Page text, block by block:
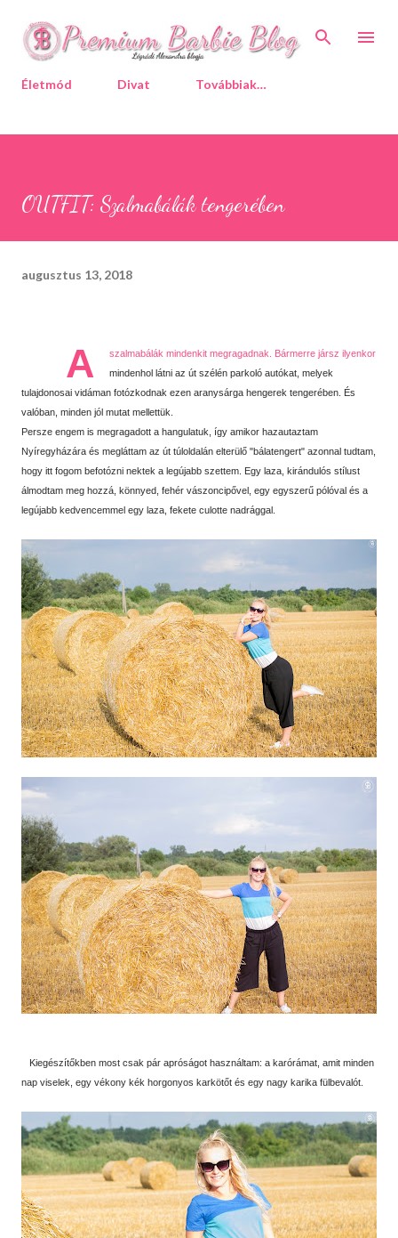
Életmód Divat Továbbiak…
OUTFIT: Szalmabálák tengerében
augusztus 13, 2018
A
szalmabálák mindenkit megragadnak. Bármerre jársz ilyenkor
mindenhol látni az út szélén parkoló autókat, melyek
tulajdonosai vidáman fotózkodnak ezen aranysárga hengerek tengerében. És
valóban, minden jól mutat mellettük.
Persze engem is megragadott a hangulatuk, így amikor hazautaztam
Nyíregyházára és megláttam az út túloldalán elterülő "bálatengert" azonnal tudtam,
hogy itt fogom befotózni nektek a legújabb szettem. Egy laza, kirándulós stílust
álmodtam meg hozzá, könnyed, fehér vászoncipővel, egy egyszerű pólóval és a
legújabb kedvencemmel egy laza, fekete culotte nadrággal.
Kiegészítőkben most csak pár apróságot használtam: a karórámat, amit minden
nap viselek, egy vékony kék horgonyos karkötőt és egy nagy karika fülbevalót.